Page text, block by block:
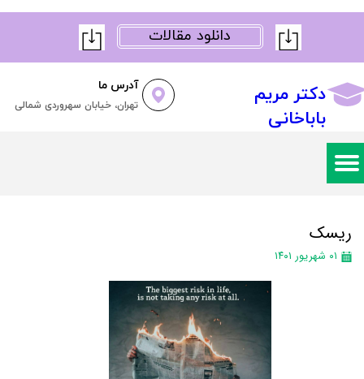
دانلود مقالات
دکتر مریم
باباخانی
آدرس ما
تهران، خیابان سهروردی شمالی
ریسک
۰۱ شهریور ۱۴۰۱